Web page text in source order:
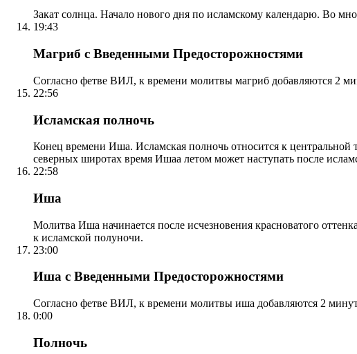
Закат солнца. Начало нового дня по исламскому календарю. Во
19:43
Магриб с Введенными Предосторожностями
Согласно фетве ВИЛ, к времени молитвы магриб добавляются 2
22:56
Исламская полночь
Конец времени Иша. Исламская полночь относится к
северных широтах время Ишаа летом может наступать после
22:58
Иша
Молитва Иша начинается после исчезновения красноватого
к исламской полуночи.
23:00
Иша с Введенными Предосторожностями
Согласно фетве ВИЛ, к времени молитвы иша добавляются 2
0:00
Полночь